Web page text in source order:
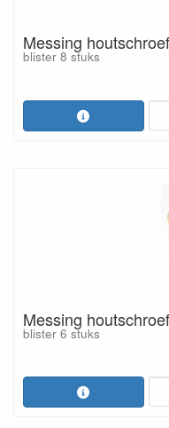
Messing
blister 8 stuks
Messing
blister 6 stuks